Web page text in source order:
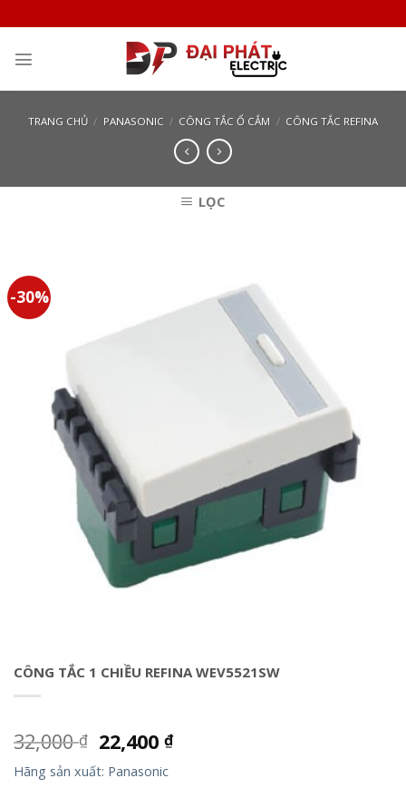
to
content
TRANG CHỦ / PANASONIC / CÔNG TẮC Ổ CẮM / CÔNG TẮC REFINA
LỌC
-30%
CÔNG TẮC 1 CHIỀU REFINA WEV5521SW
32,000₫ 22,400₫
Hãng sản xuất: Panasonic